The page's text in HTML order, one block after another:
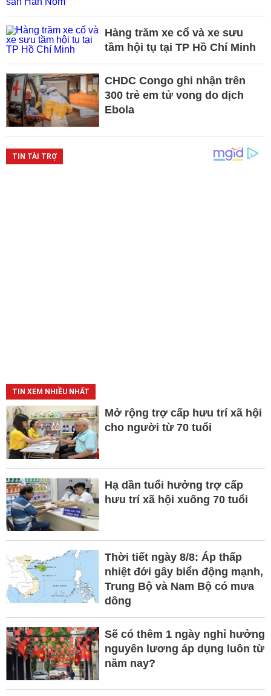
Hàng trăm xe cổ và xe sưu
tầm hội tụ tại TP Hồ Chí Minh
CHDC Congo ghi nhận trên
300 trẻ em tử vong do dịch
Ebola
TIN XEM NHIỀU NHẤT
Mở rộng trợ cấp hưu trí xã hội
cho người từ 70 tuổi
Hạ dần tuổi hưởng trợ cấp
hưu trí xã hội xuống 70 tuổi
Thời tiết ngày 8/8: Áp thấp
nhiệt đới gây biển động mạnh,
Trung Bộ và Nam Bộ có mưa
dông
Sẽ có thêm 1 ngày nghỉ hưởng
nguyên lương áp dụng luôn từ
năm nay?